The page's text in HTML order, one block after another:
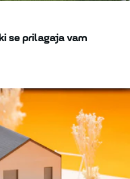
se prilagaja vam